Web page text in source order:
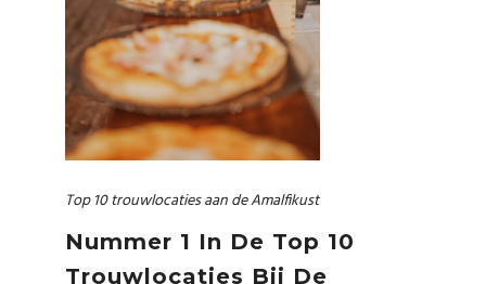
Top 10 trouwlocaties aan de Amalfikust
Nummer 1 In De Top 10
Trouwlocaties Bij De